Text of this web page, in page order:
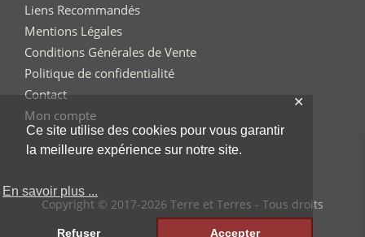
Ce site utilise des cookies pour vous garantir
la meilleure expérience sur notre site.
En savoir plus ...
Refuser Accepter
✕
Liens Recommandés
Mentions Légales
Conditions Générales de Vente
Politique de confidentialité
Contact
Mon compte
Copyright © 2017-2026 Terre et Terres - Tous droits
réservés